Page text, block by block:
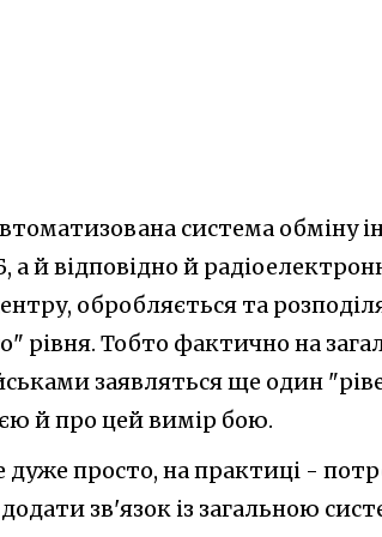
система обміну
а й відповідно й
обробляється та
рівня. Тобто фактично на
заявляться ще один
й про цей вимір бою.
просто, на практиці -
зв'язок із загальною